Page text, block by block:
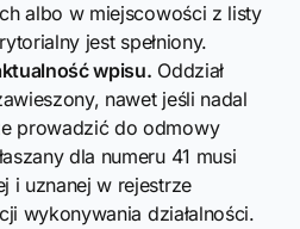
albo w miejscowości z listy
jest spełniony.
wpisu. Oddział
nawet jeśli nadal
prowadzić do odmowy
dla numeru 41 musi
i uznanej w rejestrze
wykonywania działalności.